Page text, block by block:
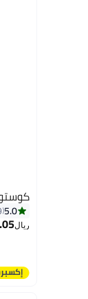
5.0
ريال